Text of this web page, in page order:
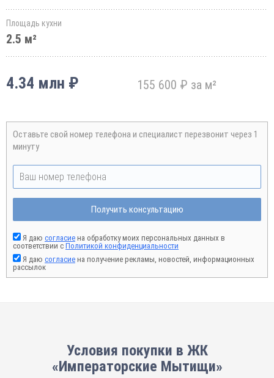
Площадь кухни
2.5 м²
4.34 млн ₽ 155 600 ₽ за м²
Оставьте свой номер телефона и специалист перезвонит через 1
минуту
Получить консультацию
Я даю согласие на обработку моих персональных данных в
соответствии с Политикой конфиденциальности
Я даю согласие на получение рекламы, новостей, информационных
рассылок
Условия покупки в ЖК
«Императорские Мытищи»